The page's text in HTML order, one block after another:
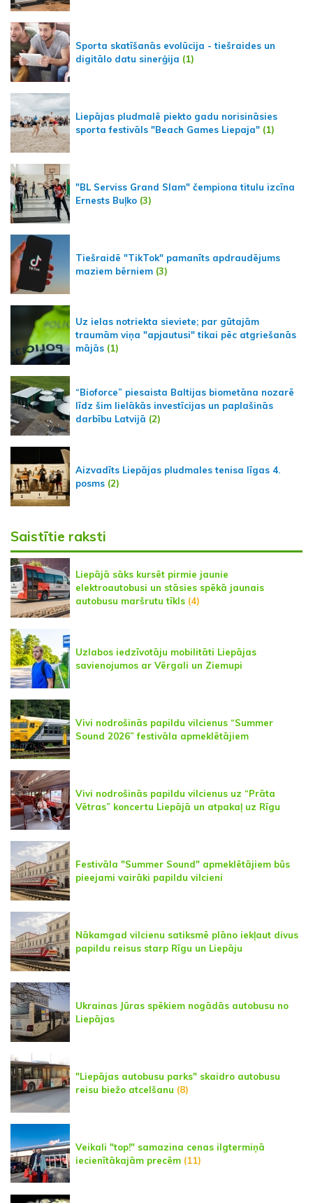
Sporta skatīšanās evolūcija - tiešraides un
digitālo datu sinerģija (1)
Liepājas pludmalē piekto gadu norisināsies
sporta festivāls "Beach Games Liepaja" (1)
"BL Serviss Grand Slam" čempiona titulu izcīna
Ernests Buļko (3)
Tiešraidē "TikTok" pamanīts apdraudējums
maziem bērniem (3)
Uz ielas notriekta sieviete; par gūtajām
traumām viņa "apjautusi" tikai pēc atgriešanās
mājās (1)
“Bioforce” piesaista Baltijas biometāna nozarē
līdz šim lielākās investīcijas un paplašinās
darbību Latvijā (2)
Aizvadīts Liepājas pludmales tenisa līgas 4.
posms (2)
Saistītie raksti
Liepājā sāks kursēt pirmie jaunie
elektroautobusi un stāsies spēkā jaunais
autobusu maršrutu tīkls (4)
Uzlabos iedzīvotāju mobilitāti Liepājas
savienojumos ar Vērgali un Ziemupi
Vivi nodrošinās papildu vilcienus “Summer
Sound 2026” festivāla apmeklētājiem
Vivi nodrošinās papildu vilcienus uz “Prāta
Vētras” koncertu Liepājā un atpakaļ uz Rīgu
Festivāla "Summer Sound" apmeklētājiem būs
pieejami vairāki papildu vilcieni
Nākamgad vilcienu satiksmē plāno iekļaut divus
papildu reisus starp Rīgu un Liepāju
Ukrainas Jūras spēkiem nogādās autobusu no
Liepājas
"Liepājas autobusu parks" skaidro autobusu
reisu biežo atcelšanu (8)
Veikali "top!" samazina cenas ilgtermiņā
iecienītākajām precēm (11)